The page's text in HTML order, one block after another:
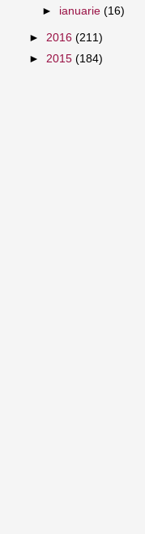
► ianuarie(16)
► 2016 (211)
► 2015 (184)